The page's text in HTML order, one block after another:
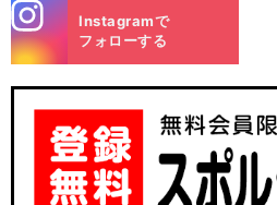
m
Instagramで
フォローする